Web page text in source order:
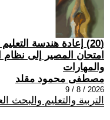
(20) إعادة هندسة
امتحان المصير إلى
والمهارات
مصطفى محمود مقلد
2026 / 8 / 9
التربية والتعليم والبحث